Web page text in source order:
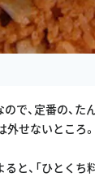
で、定番の、
外せないところ。
と、「ひとくち